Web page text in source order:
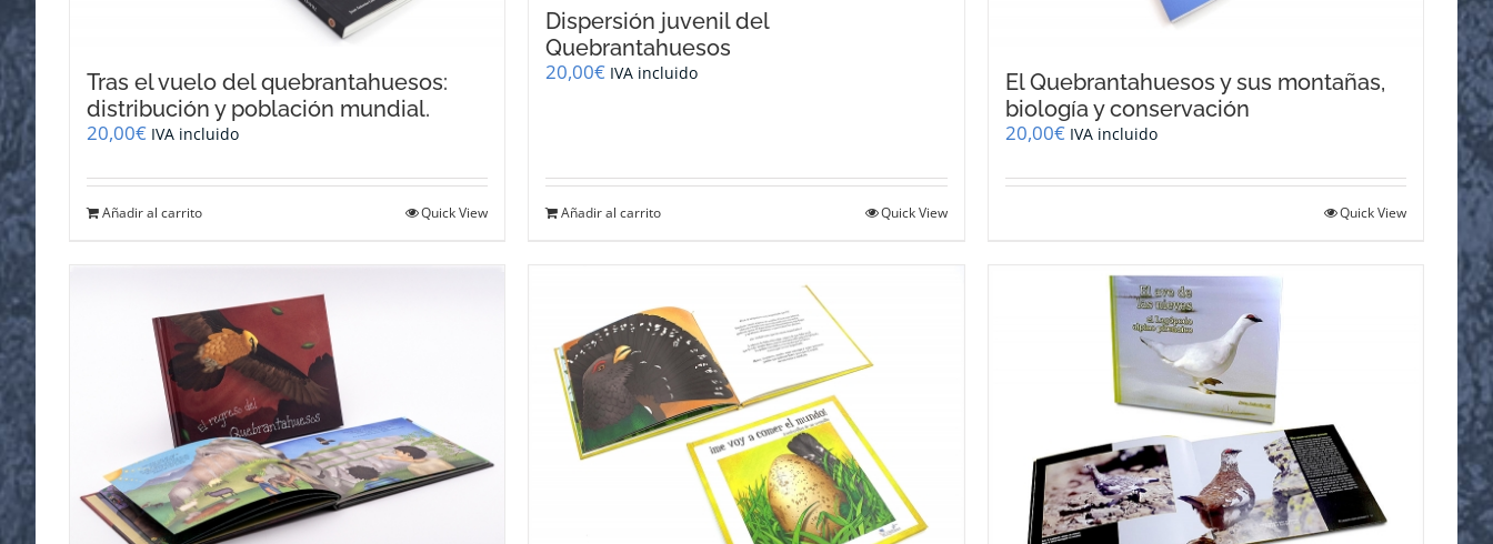
Tras el vuelo del quebrantahuesos:
distribución y población mundial.
20,00€ IVA incluido
Añadir al carrito Quick View
Dispersión juvenil del
Quebrantahuesos
20,00€ IVA incluido
Añadir al carrito Quick View
El Quebrantahuesos y sus montañas,
biología y conservación
20,00€ IVA incluido
Quick View